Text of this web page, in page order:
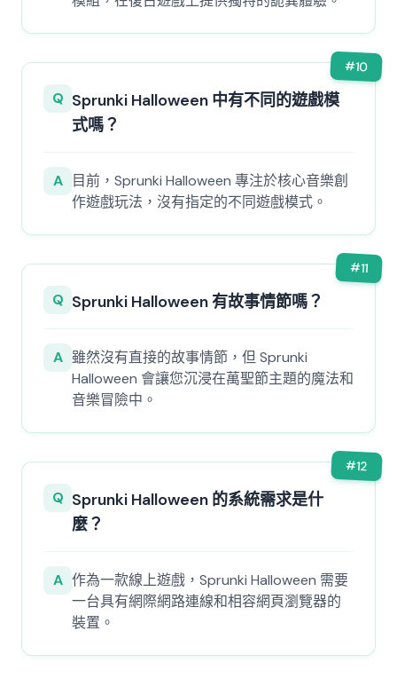
#10
Q Sprunki Halloween 中有不同的遊戲模
式嗎？
A
目前，Sprunki Halloween 專注於核心音樂創
作遊戲玩法，沒有指定的不同遊戲模式。
#11
Q Sprunki Halloween 有故事情節嗎？
A 雖然沒有直接的故事情節，但 Sprunki
Halloween 會讓您沉浸在萬聖節主題的魔法和
音樂冒險中。
#12
Q Sprunki Halloween 的系統需求是什
麼？
A 作為一款線上遊戲，Sprunki Halloween 需要
一台具有網際網路連線和相容網頁瀏覽器的
裝置。